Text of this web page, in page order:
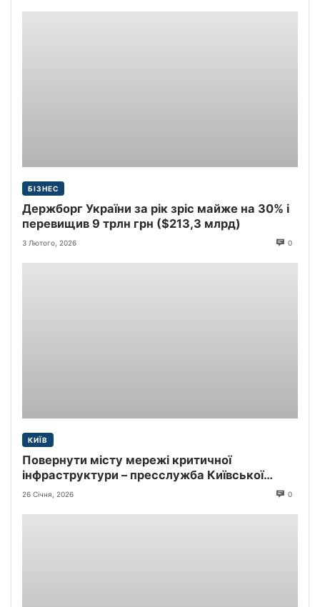
БІЗНЕС
Держборг України за рік зріс майже на 30% і
перевищив 9 трлн грн ($213,3 млрд)
3 Лютого, 2026 0
КИЇВ
Повернути місту мережі критичної
інфраструктури – пресслужба Київської
міської прокуратури
26 Січня, 2026 0